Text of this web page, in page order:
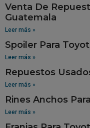
Venta De
Guatemala
Leer más »
Spoiler Para
Leer más »
Repuestos
Leer más »
Rines Anchos
Leer más »